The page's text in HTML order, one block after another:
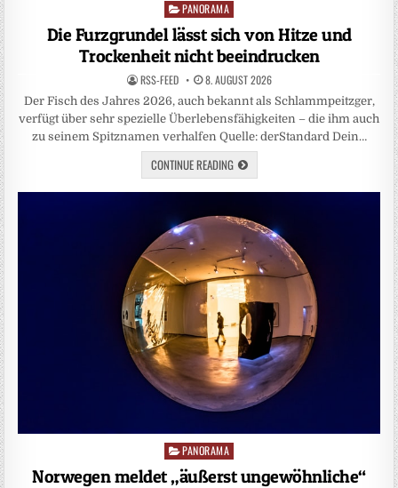
Posted
in
PANORAMA
Die Furzgrundel lässt sich von Hitze und
Trockenheit nicht beeindrucken
RSS-FEED 8. AUGUST 2026
Der Fisch des Jahres 2026, auch bekannt als Schlammpeitzger,
verfügt über sehr spezielle Überlebensfähigkeiten – die ihm auch
zu seinem Spitznamen verhalfen Quelle: derStandard Dein…
CONTINUE READING
Posted
PANORAMA
Norwegen meldet „äußerst ungewöhnliche“